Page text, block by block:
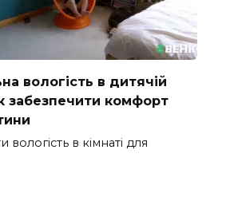
вологість в дитячій
забезпечити комфорт
вологість в кімнаті для